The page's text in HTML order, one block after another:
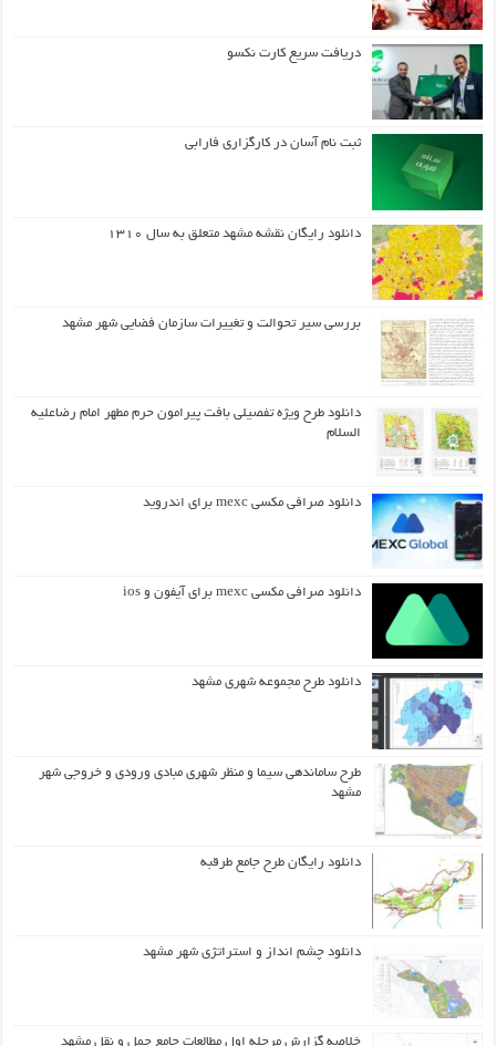
دریافت سریع کارت نکسو
ثبت نام آسان در کارگزاری فارابی
دانلود رایگان نقشه مشهد متعلق به سال ۱۳۱۰
بررسی سیر تحوالت و تغییرات سازمان فضایی شهر مشهد
دانلود طرح ويژه تفصيلي بافت پيرامون حرم مطهر امام رضاعليه
السلام
دانلود صرافی مکسی mexc برای اندروید
دانلود صرافی مکسی mexc برای آیفون و ios
دانلود طرح مجموعه شهری مشهد
طرح ساماندهی سیما و منظر شهری مبادی ورودی و خروجی شهر
مشهد
دانلود رایگان طرح جامع طرقبه
دانلود چشم انداز و استراتژی شهر مشهد
خلاصه گزارش مرحله اول مطالعات جامع حمل و نقل مشهد